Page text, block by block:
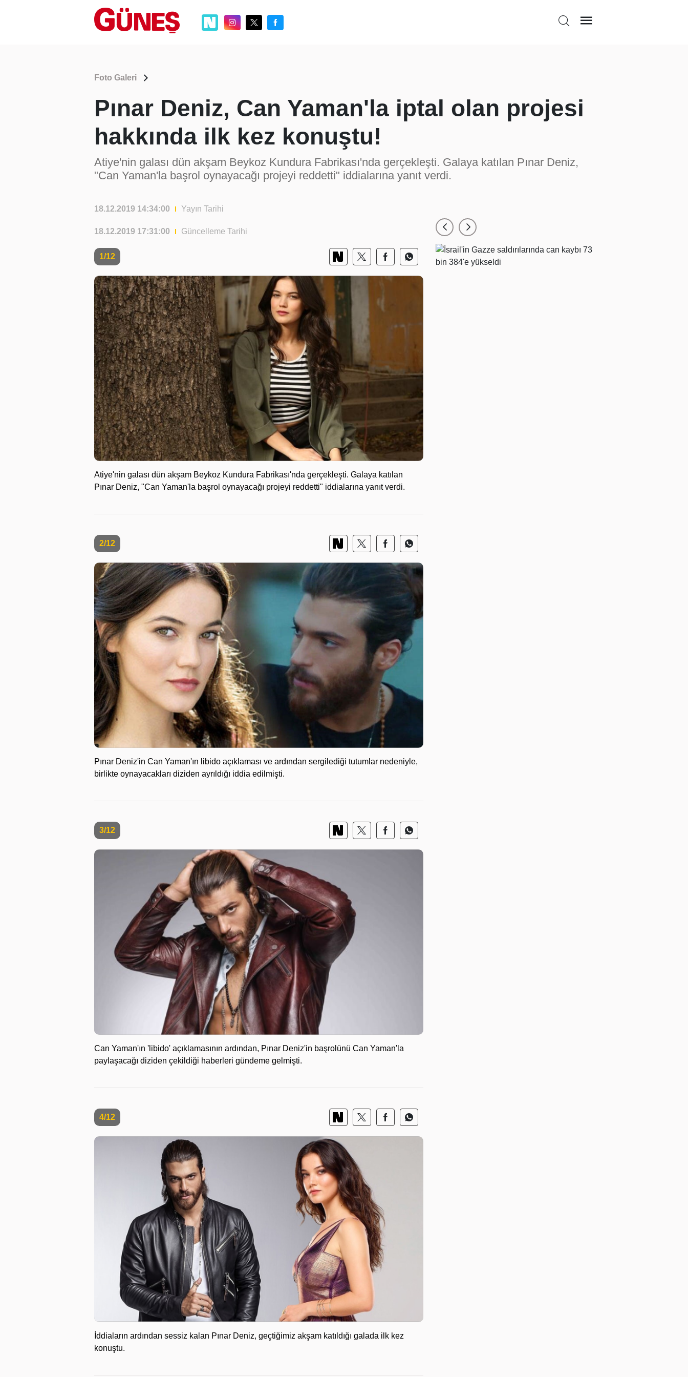
Foto Galeri
Pınar Deniz, Can Yaman'la iptal olan projesi
hakkında ilk kez konuştu!
Atiye'nin galası dün akşam Beykoz Kundura Fabrikası'nda gerçekleşti. Galaya katılan Pınar Deniz,
"Can Yaman'la başrol oynayacağı projeyi reddetti" iddialarına yanıt verdi.
18.12.2019 14:34:00 Yayın Tarihi
18.12.2019 17:31:00 Güncelleme Tarihi
1/12
Atiye'nin galası dün akşam Beykoz Kundura Fabrikası'nda gerçekleşti. Galaya katılan
Pınar Deniz, "Can Yaman'la başrol oynayacağı projeyi reddetti" iddialarına yanıt verdi.
2/12
Pınar Deniz'in Can Yaman'ın libido açıklaması ve ardından sergilediği tutumlar nedeniyle,
birlikte oynayacakları diziden ayrıldığı iddia edilmişti.
3/12
Can Yaman'ın 'libido' açıklamasının ardından, Pınar Deniz'in başrolünü Can Yaman'la
paylaşacağı diziden çekildiği haberleri gündeme gelmişti.
4/12
İddiaların ardından sessiz kalan Pınar Deniz, geçtiğimiz akşam katıldığı galada ilk kez
konuştu.